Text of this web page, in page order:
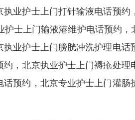
业护士上门打针输液电话预
护士上门输液港维护电话预约
业护士上门膀胱冲洗护理电
，北京执业护士上门褥疮处
预约，北京专业护士上门灌